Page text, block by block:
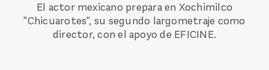
El actor mexicano prepara en Xochimilco
"Chicuarotes", su segundo largometraje como
director, con el apoyo de EFICINE.